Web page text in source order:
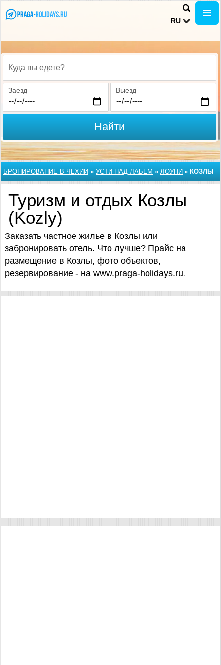
RU
Куда вы едете?
Заезд Выезд
Найти
БРОНИРОВАНИЕ В ЧЕХИИ » УСТИ-НАД-ЛАБЕМ » ЛОУНИ » КОЗЛЫ
Туризм и отдых Козлы
(Kozly)
Заказать частное жилье в Козлы или
забронировать отель. Что лучше? Прайс на
размещение в Козлы, фото объектов,
резервирование - на www.praga-holidays.ru.